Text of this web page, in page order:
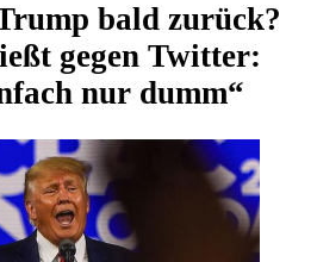
bald zurück?
gegen Twitter:
nur dumm“